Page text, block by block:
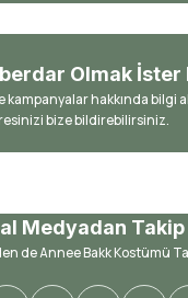
Olmak İster
kampanyalar hakkında bilgi
bize bildirebilirsiniz.
Medyadan Takip
de Annee Bakk Kostümü